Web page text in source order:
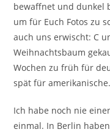
bewaffnet und dunkel
um für Euch Fotos zu
auch uns erwischt: C
Weihnachtsbaum
Wochen zu früh für
spät für amerikanische.
Ich habe noch nie
einmal. In Berlin